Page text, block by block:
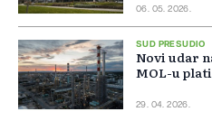
06. 05. 2026.
SUD PRESUDIO
Novi udar
MOL-u
29. 04. 2026.